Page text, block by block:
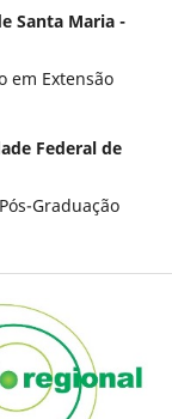
Santa Maria -
em Extensão
Federal de
Graduação